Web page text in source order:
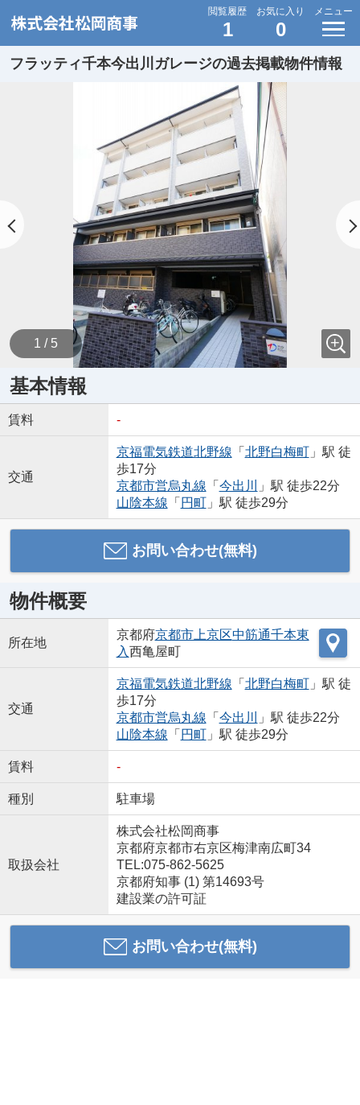
閲覧履歴
1
お気に入り
0
メニュー
フラッティ千本今出川ガレージの過去掲載物件情報
1 / 5
基本情報
賃料 -
交通
京福電気鉄道北野線 「 北野白梅町」駅 徒
歩17分
京都市営烏丸線 「 今出川
」駅 徒歩22分
山陰本線 「 円町」駅 徒歩29分
お問い合わせ(無料)
物件概要
所在地
京都府京都市上京区中筋通千本東
入西亀屋町
交通
京福電気鉄道北野線 「 北野白梅町」駅 徒
歩17分
京都市営烏丸線 「 今出川
」駅 徒歩22分
山陰本線 「 円町」駅 徒歩29分
賃料 -
種別 駐車場
取扱会社
株式会社松岡商事
京都府京都市右京区梅津南広町34
TEL:075-862-5625
京都府知事 (1) 第14693号
建設業の許可証
お問い合わせ(無料)